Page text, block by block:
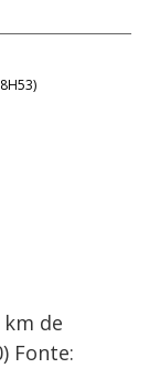
)
de
Fonte: